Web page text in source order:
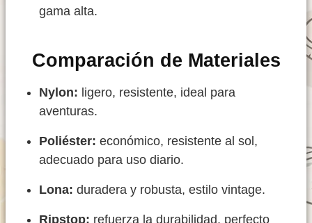
gama alta.
Comparación de Materiales
Nylon: ligero, resistente, ideal para
aventuras.
Poliéster: económico, resistente al sol,
adecuado para uso diario.
Lona: duradera y robusta, estilo vintage.
Ripstop: refuerza la durabilidad, perfecto